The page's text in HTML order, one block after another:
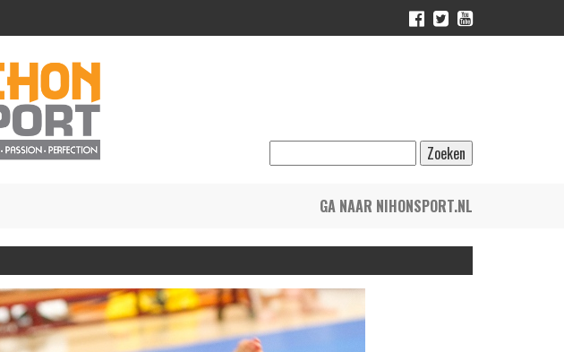
GA NAAR NIHONSPORT.NL